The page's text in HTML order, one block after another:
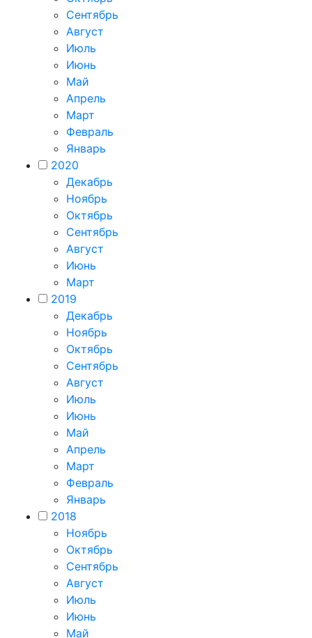
Сентябрь
Август
Июль
Июнь
Май
Апрель
Март
Февраль
Январь
2020
Декабрь
Ноябрь
Октябрь
Сентябрь
Август
Июнь
Март
2019
Декабрь
Ноябрь
Октябрь
Сентябрь
Август
Июль
Июнь
Май
Апрель
Март
Февраль
Январь
2018
Ноябрь
Октябрь
Сентябрь
Август
Июль
Июнь
Май